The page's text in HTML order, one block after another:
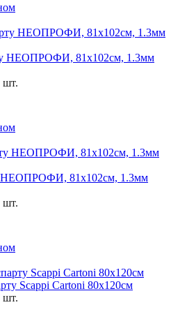
НЕОПРОФИ, 81x102см, 1.3мм
шт.
НЕОПРОФИ, 81x102см, 1.3мм
шт.
Scappi Cartoni 80х120см
шт.